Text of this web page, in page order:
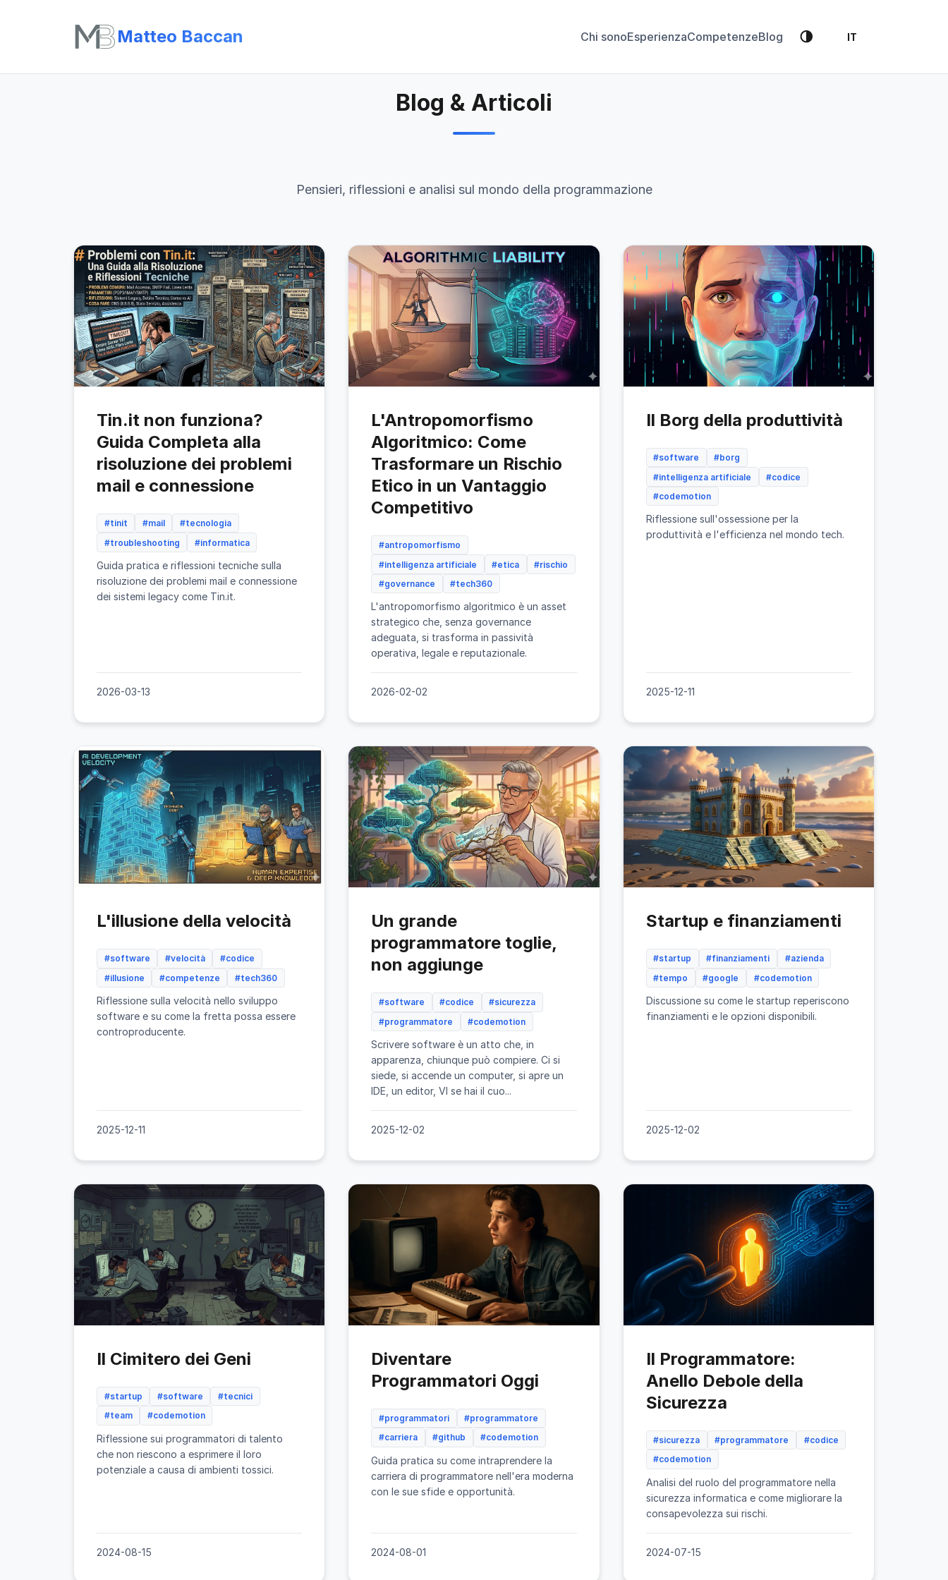
Matteo Baccan Chi sonoEsperienzaCompetenzeBlog 🌗 IT
Blog & Articoli
Pensieri, riflessioni e analisi sul mondo della programmazione
Tin.it non funziona?
Guida Completa alla
risoluzione dei problemi
mail e connessione
#tinit #mail
#tecnologia
#troubleshooting
#informatica
Guida pratica e riflessioni tecniche sulla
risoluzione dei problemi mail e connessione
dei sistemi legacy come Tin.it.
2026-03-13
L'Antropomorfismo
Algoritmico: Come
Trasformare un Rischio
Etico in un Vantaggio
Competitivo
#antropomorfismo
#intelligenza artificiale
#etica
#rischio
#governance
#tech360
L'antropomorfismo algoritmico è un asset
strategico che, senza governance
adeguata, si trasforma in passività
operativa, legale e reputazionale.
2026-02-02
Il Borg della produttività
#software
#borg
#intelligenza artificiale
#codice
#codemotion
Riflessione sull'ossessione per la
produttività e l'efficienza nel mondo tech.
2025-12-11
L'illusione della velocità
#software #velocità
#codice
#illusione
#competenze #tech360
Riflessione sulla velocità nello sviluppo
software e su come la fretta possa essere
controproducente.
2025-12-11
Un grande
programmatore toglie,
non aggiunge
#software #codice
#sicurezza
#programmatore
#codemotion
Scrivere software è un atto che, in
apparenza, chiunque può compiere. Ci si
siede, si accende un computer, si apre un
IDE, un editor, VI se hai il cuo...
2025-12-02
Startup e finanziamenti
#startup #finanziamenti
#azienda
#tempo
#google #codemotion
Discussione su come le startup reperiscono
finanziamenti e le opzioni disponibili.
2025-12-02
Il Cimitero dei Geni
#startup #software
#tecnici
#team
#codemotion
Riflessione sui programmatori di talento
che non riescono a esprimere il loro
potenziale a causa di ambienti tossici.
2024-08-15
Diventare
Programmatori Oggi
#programmatori
#programmatore
#carriera
#github #codemotion
Guida pratica su come intraprendere la
carriera di programmatore nell'era moderna
con le sue sfide e opportunità.
2024-08-01
Il Programmatore:
Anello Debole della
Sicurezza
#sicurezza #programmatore
#codice
#codemotion
Analisi del ruolo del programmatore nella
sicurezza informatica e come migliorare la
consapevolezza sui rischi.
2024-07-15